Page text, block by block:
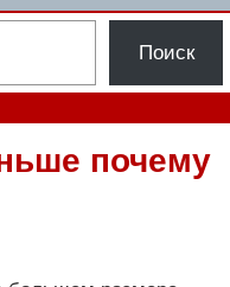
Поиск
почему